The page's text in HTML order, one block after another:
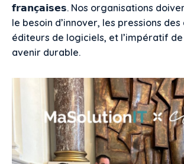
𝗳𝗿𝗮𝗻𝗰̧𝗮𝗶𝘀𝗲𝘀. Nos organisations
le besoin d’innover, les pressions
éditeurs de logiciels, et l’impératif
avenir durable.